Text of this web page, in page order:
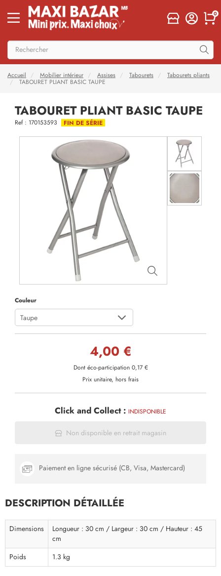
0
Accueil Mobilier intérieur Assises Tabourets
Tabourets pliants
TABOURET PLIANT BASIC TAUPE
TABOURET PLIANT BASIC TAUPE
Ref : 170153593 FIN DE SÉRIE
Couleur
Taupe
4,00 €
Dont éco-participation 0,17 €
Prix unitaire, hors frais
Click and Collect : INDISPONIBLE
Non disponible en retrait magasin
Paiement en ligne sécurisé (CB, Visa, Mastercard)
DESCRIPTION DÉTAILLÉE
Dimensions
Longueur : 30 cm / Largeur : 30 cm / Hauteur : 45
cm
Poids
1.3 kg